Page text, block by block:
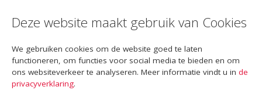
Deze website maakt gebruik van Cookies
We gebruiken cookies om de website goed te laten
functioneren, om functies voor social media te bieden en om
ons websiteverkeer te analyseren. Meer informatie vindt u in de
privacyverklaring.